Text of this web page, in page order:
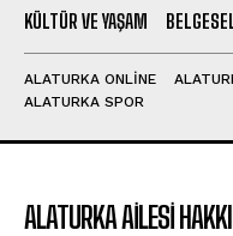
KÜLTÜR VE YAŞAM
ALATURKA ONLINE
ALATURKA SPOR
ALATURKA AILESI